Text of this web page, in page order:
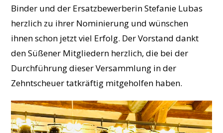
Binder und der Ersatzbewerberin Stefanie Lubas
herzlich zu ihrer Nominierung und wünschen
ihnen schon jetzt viel Erfolg. Der Vorstand dankt
den Süßener Mitgliedern herzlich, die bei der
Durchführung dieser Versammlung in der
Zehntscheuer tatkräftig mitgeholfen haben.